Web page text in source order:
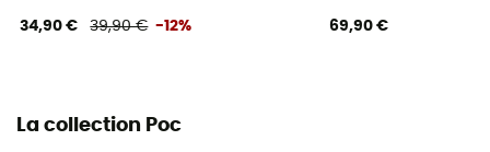
[principale] laine mérinos - polyester - polyamide
34,90 € 39,90 € -12% 69,90 €
La collection Poc